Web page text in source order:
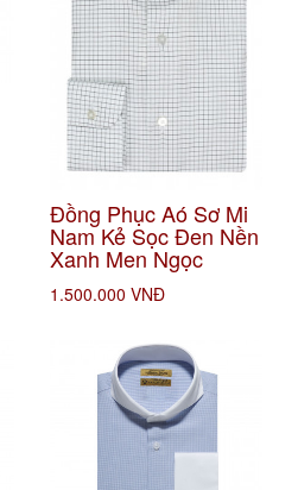
Đồng Phục Aó Sơ Mi
Nam Kẻ Sọc Đen Nền
Xanh Men Ngọc
1.500.000 VNĐ